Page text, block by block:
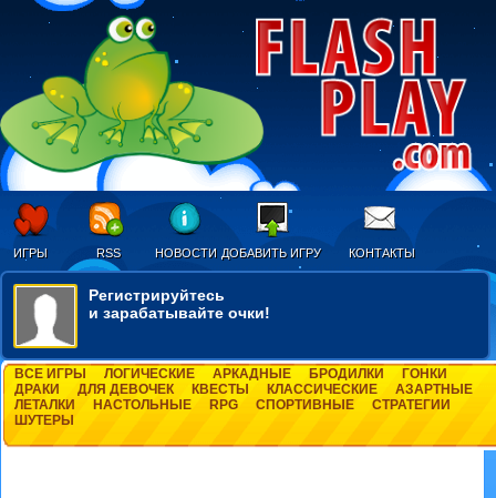
ИГРЫ RSS НОВОСТИ ДОБАВИТЬ ИГРУ КОНТАКТЫ
Регистрируйтесь
и зарабатывайте очки!
ВСЕ ИГРЫ ЛОГИЧЕСКИЕ АРКАДНЫЕ БРОДИЛКИ
ГОНКИ
ДРАКИ
ДЛЯ ДЕВОЧЕК КВЕСТЫ КЛАССИЧЕСКИЕ
АЗАРТНЫЕ
ЛЕТАЛКИ
НАСТОЛЬНЫЕ RPG СПОРТИВНЫЕ
СТРАТЕГИИ
ШУТЕРЫ